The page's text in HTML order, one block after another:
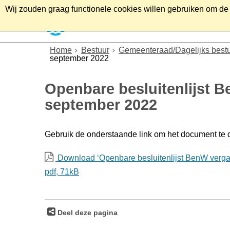
Wij zouden graag functionele cookies willen gebruiken om
Home Bestuur
Gemeenteraad/Dagelijks
september 2022
Openbare besluitenlijst
september 2022
Gebruik de onderstaande link om het document te
Download ‘Openbare besluitenlijst BenW
pdf, 71kB
Deel deze pagina